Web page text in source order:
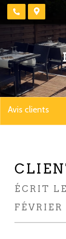
Avis clients
ÉCRIT
FÉVRIER